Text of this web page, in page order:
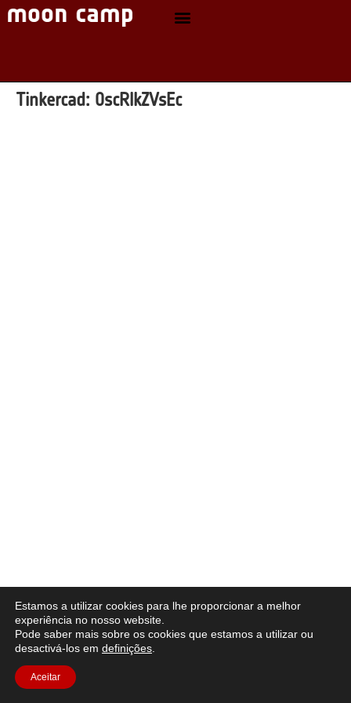
Tinkercad: 0scRlkZVsEc
Estamos a utilizar cookies para lhe proporcionar a melhor
experiência no nosso website.
Pode saber mais sobre os cookies que estamos a utilizar ou
desactivá-los em definições
Aceitar